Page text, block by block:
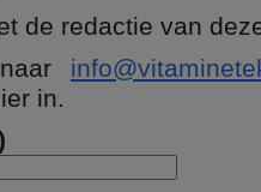
de redactie van
in.